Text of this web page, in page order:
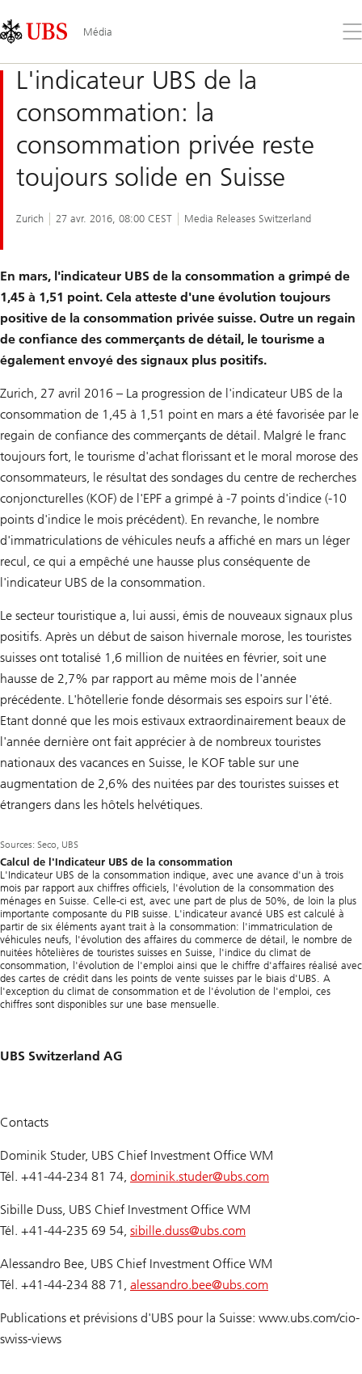
Links
Area
Média
le
L'indicateur UBS de la
consommation: la
consommation privée reste
toujours solide en Suisse
Zurich 27 avr. 2016, 08:00 CEST Media Releases Switzerland
En mars, l'indicateur UBS de la consommation a grimpé de
1,45 à 1,51 point. Cela atteste d'une évolution toujours
positive de la consommation privée suisse. Outre un regain
de confiance des commerçants de détail, le tourisme a
également envoyé des signaux plus positifs.
Zurich, 27 avril 2016 – La progression de l'indicateur UBS de la
consommation de 1,45 à 1,51 point en mars a été favorisée par le
regain de confiance des commerçants de détail. Malgré le franc
toujours fort, le tourisme d'achat florissant et le moral morose des
consommateurs, le résultat des sondages du centre de recherches
conjoncturelles (KOF) de l'EPF a grimpé à -7 points d'indice (-10
points d'indice le mois précédent). En revanche, le nombre
d'immatriculations de véhicules neufs a affiché en mars un léger
recul, ce qui a empêché une hausse plus conséquente de
l'indicateur UBS de la consommation.
Le secteur touristique a, lui aussi, émis de nouveaux signaux plus
positifs. Après un début de saison hivernale morose, les touristes
suisses ont totalisé 1,6 million de nuitées en février, soit une
hausse de 2,7% par rapport au même mois de l'année
précédente. L'hôtellerie fonde désormais ses espoirs sur l'été.
Etant donné que les mois estivaux extraordinairement beaux de
l'année dernière ont fait apprécier à de nombreux touristes
nationaux des vacances en Suisse, le KOF table sur une
augmentation de 2,6% des nuitées par des touristes suisses et
étrangers dans les hôtels helvétiques.
Sources: Seco, UBS
Calcul de l'Indicateur UBS de la consommation
L'Indicateur UBS de la consommation indique, avec une avance d'un à trois
mois par rapport aux chiffres officiels, l'évolution de la consommation des
ménages en Suisse. Celle-ci est, avec une part de plus de 50%, de loin la plus
importante composante du PIB suisse. L'indicateur avancé UBS est calculé à
partir de six éléments ayant trait à la consommation: l'immatriculation de
véhicules neufs, l'évolution des affaires du commerce de détail, le nombre de
nuitées hôtelières de touristes suisses en Suisse, l'indice du climat de
consommation, l'évolution de l'emploi ainsi que le chiffre d'affaires réalisé avec
des cartes de crédit dans les points de vente suisses par le biais d'UBS. A
l'exception du climat de consommation et de l'évolution de l'emploi, ces
chiffres sont disponibles sur une base mensuelle.
UBS Switzerland AG
Contacts
Dominik Studer, UBS Chief Investment Office WM
Tél. +41-44-234 81 74, dominik.studer@ubs.com
Sibille Duss, UBS Chief Investment Office WM
Tél. +41-44-235 69 54, sibille.duss@ubs.com
Alessandro Bee, UBS Chief Investment Office WM
Tél. +41-44-234 88 71, alessandro.bee@ubs.com
Publications et prévisions d'UBS pour la Suisse: www.ubs.com/cio-
swiss-views